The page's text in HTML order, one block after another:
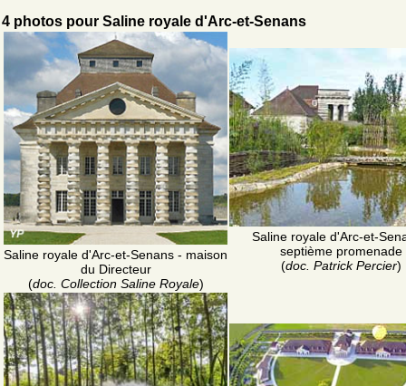
4 photos pour Saline royale d'Arc-et-Senans
Saline royale d'Arc-et-Senans - maison
du Directeur
(doc. Collection Saline Royale)
Saline royale d'Arc-et-
septième promenade
(doc. Patrick Percier)